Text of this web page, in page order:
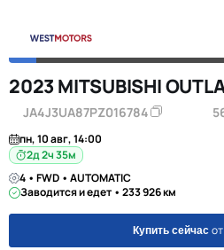
2023 MITSUBISHI
JA4J3UA87PZ016784
пн, 10 авг, 14:00
2д 2ч 35м
4 • FWD • AUTOMATIC
Заводится и едет • 233 926 км
Купить сейчас